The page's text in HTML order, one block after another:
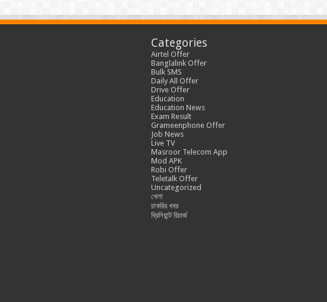
Categories
Airtel Offer
Banglalink Offer
Bulk SMS
Daily All Offer
Drive Offer
Education
Education News
Exam Result
Grameenphone Offer
Job News
Live TV
Masroor Telecom App
Mod APK
Robi Offer
Teletalk Offer
Uncategorized
খেলা
চাকরির খবর
ব্রিলিয়ান্ট রিচার্জ